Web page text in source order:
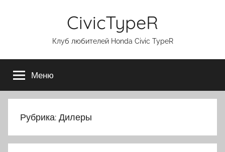
CivicTypeR
Клуб любителей Honda Civic TypeR
Меню
Рубрика: Дилеры